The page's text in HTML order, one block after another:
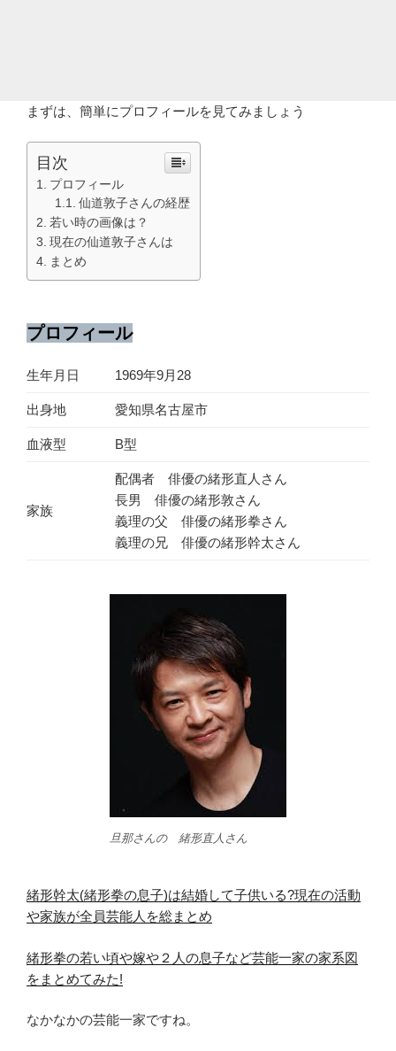
まずは、簡単にプロフィールを見てみましょう
目次
プロフィール
仙道敦子さんの経歴
若い時の画像は？
現在の仙道敦子さんは
まとめ
プロフィール
生年月日 1969年9月28
出身地 愛知県名古屋市
血液型 B型
家族
配偶者 俳優の緒形直人さん
長男 俳優の緒形敦さん
義理の父 俳優の緒形拳さん
義理の兄 俳優の緒形幹太さん
旦那さんの 緒形直人さん
緒形幹太(緒形拳の息子)は結婚して子供いる?現在の活動
や家族が全員芸能人を総まとめ
緒形拳の若い頃や嫁や２人の息子など芸能一家の家系図
をまとめてみた!
なかなかの芸能一家ですね。